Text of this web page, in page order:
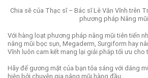
Chia sẽ của Thạc sĩ – Bác sĩ Lê Văn Vĩnh trên
phương pháp Nâng mũi
Với hàng loạt phương pháp nâng mũi tiên tiến
nâng mũi bọc sụn, Megaderm, Surgiform hay
Vĩnh luôn cam kết mang lại giải pháp tối ưu cho
Hãy để gương mặt của bạn tỏa sáng với dáng
hiện bởi chuyên gia nâng mũi hàng đầu.